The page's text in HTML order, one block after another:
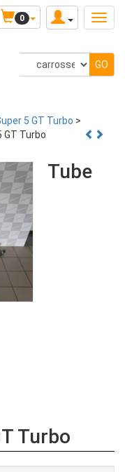
0
5 GT Turbo >
GT Turbo
Tube
Turbo